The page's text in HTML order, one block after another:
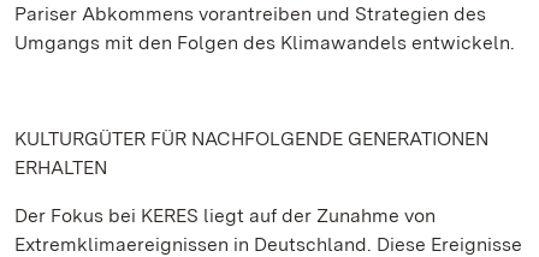
Pariser Abkommens vorantreiben und Strategien des
Umgangs mit den Folgen des Klimawandels entwickeln.
KULTURGÜTER FÜR NACHFOLGENDE GENERATIONEN
ERHALTEN
Der Fokus bei KERES liegt auf der Zunahme von
Extremklimaereignissen in Deutschland. Diese Ereignisse